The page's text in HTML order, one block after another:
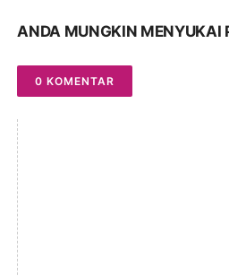
ANDA MUNGKIN MENYUKAI
0 KOMENTAR